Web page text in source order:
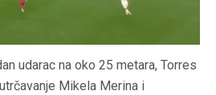
udarac na oko 25 metara, Torres
Mikela Merina i